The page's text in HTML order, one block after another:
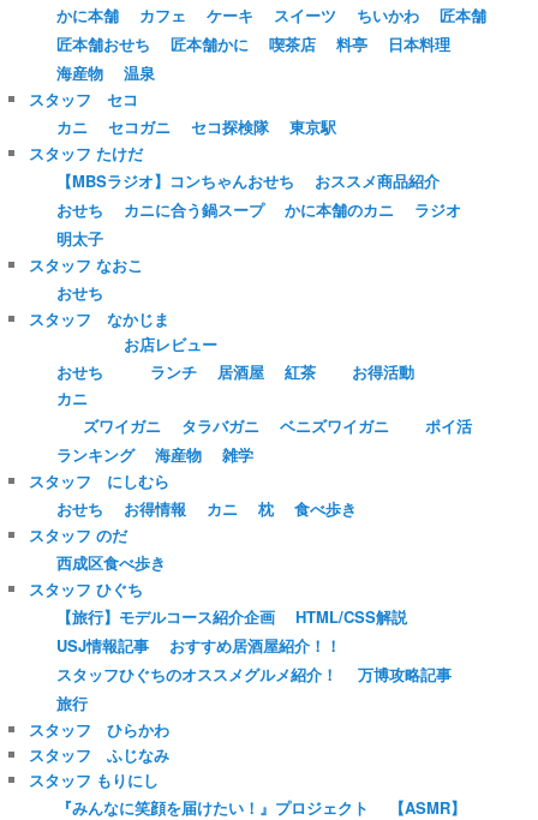
かに本舗
カフェ ケーキ スイーツ ちいかわ
匠本舗
匠本舗おせち
匠本舗かに 喫茶店 料亭
日本料理
海産物
温泉
スタッフ セコ
カニ
セコガニ セコ探検隊
東京駅
スタッフ たけだ
【MBSラジオ】コンちゃんおせち
おススメ商品紹介
おせち
カニに合う鍋スープ かに本舗のカニ
ラジオ
明太子
スタッフ なおこ
おせち
スタッフ なかじま
おせち
お店レビュー
ランチ
居酒屋 紅茶
お得活動
カニ
ズワイガニ
タラバガニ ベニズワイガニ
ポイ活
ランキング
海産物
雑学
スタッフ にしむら
おせち
お得情報 カニ 枕
食べ歩き
スタッフ のだ
西成区食べ歩き
スタッフ ひぐち
【旅行】モデルコース紹介企画
HTML/CSS解説
USJ情報記事
おすすめ居酒屋紹介！！
スタッフひぐちのオススメグルメ紹介！
万博攻略記事
旅行
スタッフ ひらかわ
スタッフ ふじなみ
スタッフ もりにし
『みんなに笑顔を届けたい！』プロジェクト
【ASMR】